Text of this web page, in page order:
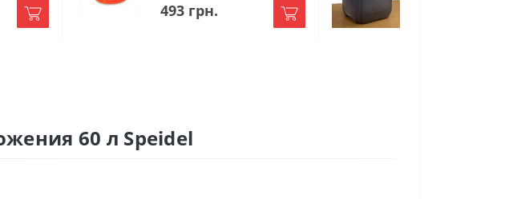
493 грн.
60 л Speidel